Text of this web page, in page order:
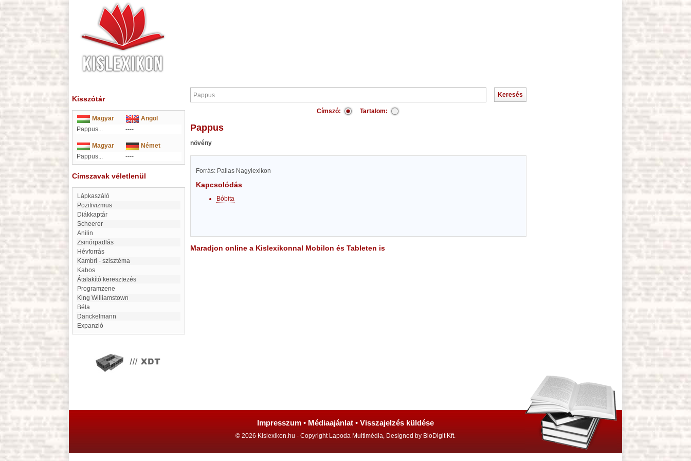
Kisszótár
Magyar
Angol
Pappus...
----
Magyar
Német
Pappus...
----
Címszavak véletlenül
Lápkaszáló
Pozitivizmus
Diákkaptár
Scheerer
anilin
Zsinórpadlás
Hévforrás
Kambri - szisztéma
Kabos
Átalakító keresztezés
programzene
King Williamstown
Béla
Danckelmann
Expanzió
Címszó: Tartalom:
Pappus
növény
Forrás: Pallas Nagylexikon
Kapcsolódás
Bóbita
Maradjon online a Kislexikonnal Mobilon és Tableten is
Impresszum • Médiaajánlat • Visszajelzés küldése
© 2026 Kislexikon.hu - Copyright Lapoda Multimédia, Designed by BioDigit Kft.